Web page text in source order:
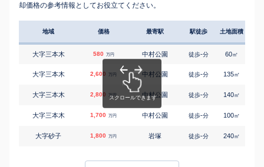
却価格の参考情報としてお役立てください。
地域 価格 最寄駅 駅徒歩 土地面積
大字三本木 580 万円 中村公園 徒歩-分 60㎡
大字三本木 2,600 万円 中村公園 徒歩-分 135㎡
大字三本木 2,800 万円 中村公園 徒歩-分 140㎡
大字三本木 1,700 万円 中村公園 徒歩-分 100㎡
大字砂子 1,800 万円 岩塚 徒歩-分 240㎡